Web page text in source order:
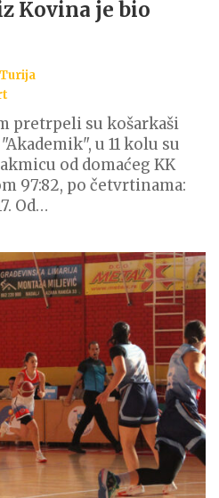
Kovina je bio
Turija
pretrpeli su košarkaši
u 11 kolu su
od domaćeg KK
97:82, po četvrtinama:
Od…